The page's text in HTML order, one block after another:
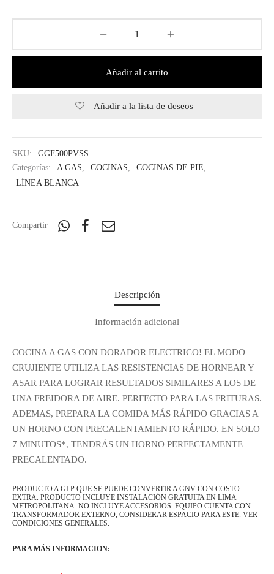
Regístrate y recibe
Déjanos tus datos y recibe las ultimas
novedades de Kitchen Studio
Añadir al carrito
Añadir a la lista de deseos
SKU:
GGF500PVSS
Categorías:
A GAS, COCINAS, COCINAS DE PIE,
LÍNEA BLANCA
Compartir
Descripción
Información adicional
COCINA A GAS CON DORADOR ELECTRICO! EL MODO
CRUJIENTE UTILIZA LAS RESISTENCIAS DE HORNEAR Y
ASAR PARA LOGRAR RESULTADOS SIMILARES A LOS DE
UNA FREIDORA DE AIRE. PERFECTO PARA LAS FRITURAS.
ADEMAS, PREPARA LA COMIDA MÁS RÁPIDO GRACIAS A
UN HORNO CON PRECALENTAMIENTO RÁPIDO. EN SOLO
7 MINUTOS*, TENDRÁS UN HORNO PERFECTAMENTE
PRECALENTADO.
PRODUCTO A GLP QUE SE PUEDE CONVERTIR A GNV CON COSTO
EXTRA. PRODUCTO INCLUYE INSTALACIÓN GRATUITA EN LIMA
METROPOLITANA. NO INCLUYE ACCESORIOS. EQUIPO CUENTA CON
TRANSFORMADOR EXTERNO, CONSIDERAR ESPACIO PARA ESTE. VER
CONDICIONES GENERALES.
PARA MÁS INFORMACION: